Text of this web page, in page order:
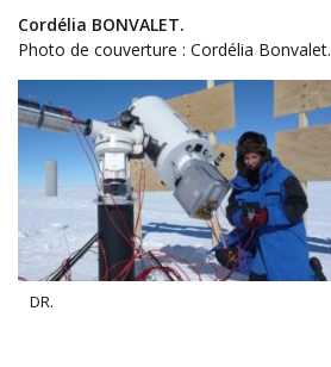
Cordélia BONVALET.
Photo de couverture : Cordélia Bonvalet.
DR.